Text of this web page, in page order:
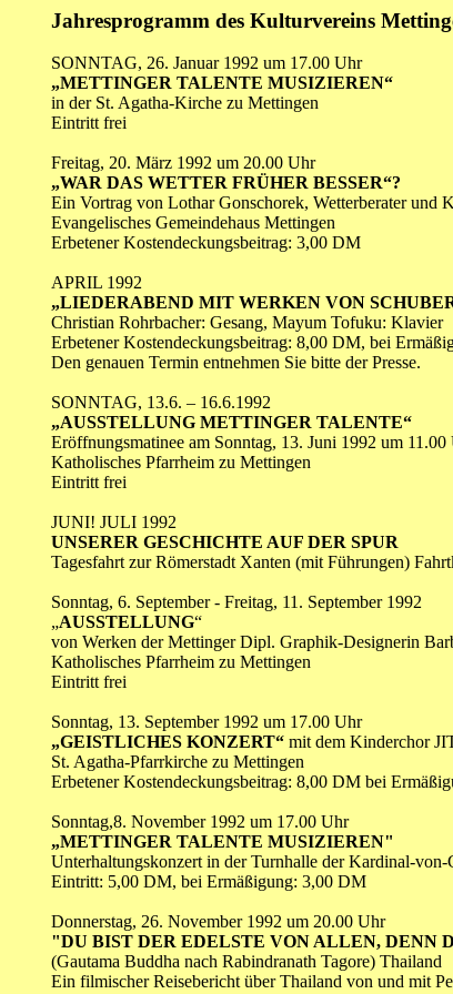
Jahresprogramm des Kulturvereins
SONNTAG, 26. Januar 1992 um 17.00 Uhr
„METTINGER TALENTE MUSIZIEREN“
in der St. Agatha-Kirche zu Mettingen
Eintritt frei
Freitag, 20. März 1992 um 20.00 Uhr
„WAR DAS WETTER FRÜHER BESSER“?
Ein Vortrag von Lothar Gonschorek, Wetterberater und
Evangelisches Gemeindehaus Mettingen
Erbetener Kostendeckungsbeitrag: 3,00 DM
APRIL 1992
„LIEDERABEND MIT WERKEN VON
Christian Rohrbacher: Gesang, Mayum Tofuku: Klavier
Erbetener Kostendeckungsbeitrag: 8,00 DM, bei
Den genauen Termin entnehmen Sie bitte der Presse.
SONNTAG, 13.6. – 16.6.1992
„AUSSTELLUNG METTINGER TALENTE“
Eröffnungsmatinee am Sonntag, 13. Juni 1992 um 11.00
Katholisches Pfarrheim zu Mettingen
Eintritt frei
JUNI! JULI 1992
UNSERER GESCHICHTE AUF DER SPUR
Tagesfahrt zur Römerstadt Xanten (mit Führungen)
Sonntag, 6. September - Freitag, 11. September 1992
„AUSSTELLUNG“
von Werken der Mettinger Dipl. Graphik-Designerin
Katholisches Pfarrheim zu Mettingen
Eintritt frei
Sonntag, 13. September 1992 um 17.00 Uhr
„GEISTLICHES KONZERT“mit dem Kinderchor
St. Agatha-Pfarrkirche zu Mettingen
Erbetener Kostendeckungsbeitrag: 8,00 DM bei
Sonntag,8. November 1992 um 17.00 Uhr
„METTINGER TALENTE MUSIZIEREN"
Unterhaltungskonzert in der Turnhalle der Kardinal-
Eintritt: 5,00 DM, bei Ermäßigung: 3,00 DM
Donnerstag, 26. November 1992 um 20.00 Uhr
"DU BIST DER EDELSTE VON ALLEN, DENN
(Gautama Buddha nach Rabindranath Tagore) Thailand
Ein filmischer Reisebericht über Thailand von und mit